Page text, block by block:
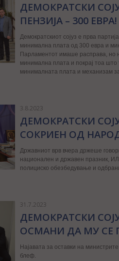
ДЕМОКРАТСКИ
ПЕНЗИЈА – 300 ЕВРА!
Демократскиот сојуз е прва
минимaлна плата од 300 евра и
Парламентот имаше расправа, но
минимална плата и покрај тоа
минималната плата и механизам
3.8.2023
ДЕМОКРАТСКИ
СОКРИЕН ОД
Државниот врв вчера држеше
национален и државен празник,
полициско обезбедување и
31.7.2023
ДЕМОКРАТСКИ
ОСМАНИ ДА МУ СЕ
Најавата за оставки на
блеф.